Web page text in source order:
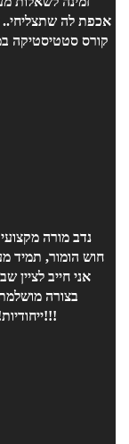
אכפת לה שתצליחי..
קורס סטטיסטיקה
נדב מורה
חוש הומור, תמיד
אני חייב לציין
בצורה
ייחודיות! אין מילים, מורה נהדר שאין כמותו! ממליץ בחום!!!